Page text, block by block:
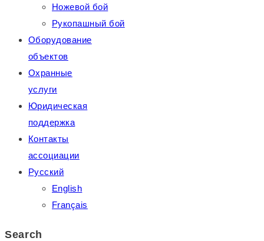
Ножевой бой
Рукопашный бой
Оборудование
объектов
Охранные
услуги
Юридическая
поддержка
Контакты
ассоциации
Русский
English
Français
Search